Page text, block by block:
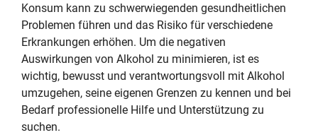
Konsum kann zu schwerwiegenden gesundheitlichen
Problemen führen und das Risiko für verschiedene
Erkrankungen erhöhen. Um die negativen
Auswirkungen von Alkohol zu minimieren, ist es
wichtig, bewusst und verantwortungsvoll mit Alkohol
umzugehen, seine eigenen Grenzen zu kennen und bei
Bedarf professionelle Hilfe und Unterstützung zu
suchen.